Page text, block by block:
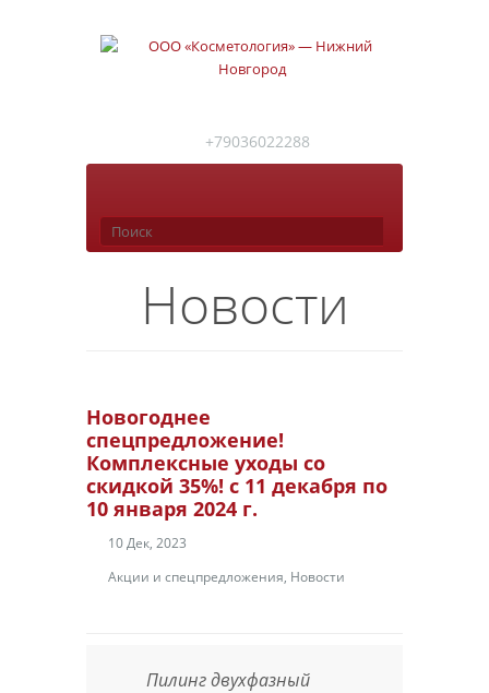
+79036022288
Новости
Новогоднее
спецпредложение!
Комплексные уходы со
скидкой 35%! с 11 декабря по
10 января 2024 г.
10 Дек, 2023
Акции и спецпредложения, Новости
Пилинг двухфазный